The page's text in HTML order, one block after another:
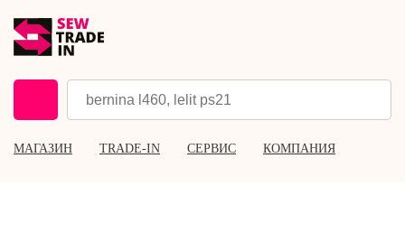
МАГАЗИН TRADE-IN СЕРВИС КОМПАНИЯ